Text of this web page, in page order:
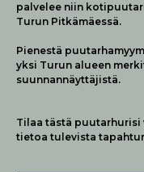
palvelee niin
Turun Pitkämäessä.
Pienestä
yksi Turun alueen
suunnannäyttäjistä.
Tilaa tästä puutarhurisi
tietoa tulevista